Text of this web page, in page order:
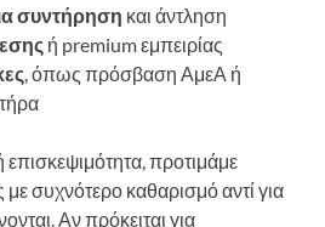
συντήρηση και άντληση
ή premium εμπειρίας
, όπως πρόσβαση ΑμεΑ ή
προτιμάμε
συχνότερο καθαρισμό αντί για
Αν πρόκειται για